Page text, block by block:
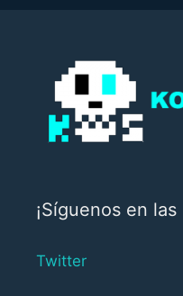
¡Síguenos en las
Twitter